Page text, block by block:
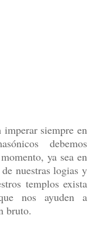
siempre en
debemos
ya sea en
nuestras logias y
templos exista
nos ayuden a
bruto.